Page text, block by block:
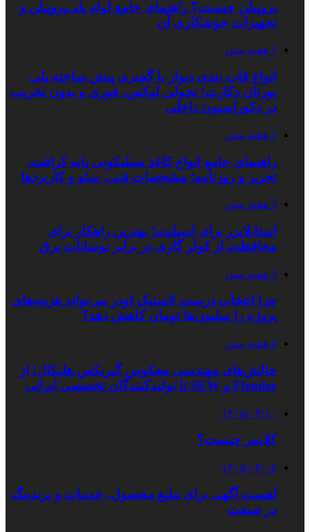
پروپیلن چیست؟ راهنمای جامع لوله پلی‌پروپیلن و
تجهیزات جوشکاری آن
1 هفته پیش
انواع قاب بندی دیوار با گچبری پیش ساخته پلی
یورتان دکارت؛ تحولی لوکس، فوری و بدون تخریب
در دکوراسیون داخلی
1 هفته پیش
راهنمای جامع انواع کاغذ سیلیکونی پایه کرافت،
تحریر و روزنامه؛ مشخصات فنی، سئو و کاربردها
3 هفته پیش
استابلایزر برای اسپلیت؛ بهترین راهکار برای
محافظت از کولر گازی در برابر نوسانات برق
3 هفته پیش
چرا انتخاب درست لاستیک لودر می‌تواند هزینه‌های
پروژه را میلیون‌ها تومان کاهش دهد؟
4 هفته پیش
چالش‌های مهندسی معکوس گیربکس هلیکال؛ از
Flender و SEW تا تولیدکنندگان تخصصی ایرانی
۱۴۰۵/۰۴/۱۰
کلایمر چیست؟
۱۴۰۵/۰۴/۰۵
اهمیت آگهی برای تبلیغ محصول، خدمات و برندینگ
در صنعت